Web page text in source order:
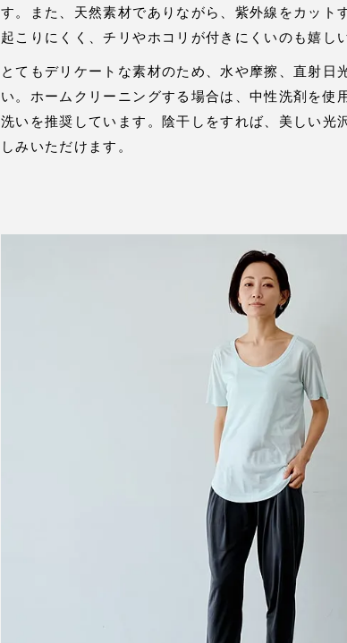
す。また、天然素材でありながら、紫外線をカット
起こりにくく、チリやホコリが付きにくいのも嬉し
とてもデリケートな素材のため、水や摩擦、直射日
い。ホームクリーニングする場合は、中性洗剤を使
洗いを推奨しています。陰干しをすれば、美しい光
しみいただけます。